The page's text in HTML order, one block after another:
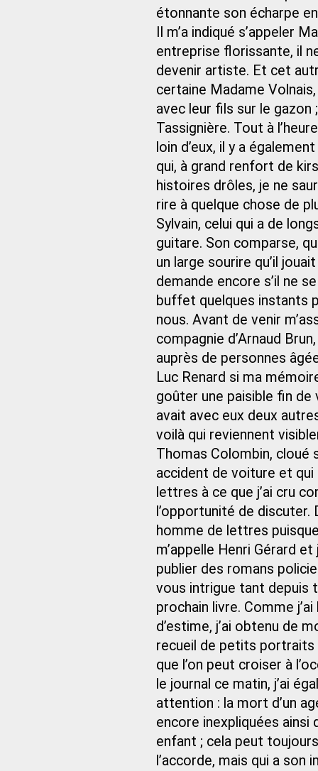
étonnante son écharpe
Il m’a indiqué s’appeler
entreprise florissante, il
devenir artiste. Et cet
certaine Madame
avec leur fils sur le gazon
Tassignière. Tout à
loin d’eux, il y a
qui, à grand renfort de
histoires drôles, je ne
rire à quelque chose de
Sylvain, celui qui a de
guitare. Son comparse,
un large sourire qu’il
demande encore s’il ne
buffet quelques instants
nous. Avant de venir
compagnie d’Arnaud
auprès de personnes
Luc Renard si ma
goûter une paisible fin de
avait avec eux deux
voilà qui reviennent
Thomas Colombin, cloué
accident de voiture et
lettres à ce que j’ai cru
l’opportunité de discuter.
homme de lettres
m’appelle Henri Gérard
publier des romans
vous intrigue tant depuis
prochain livre. Comme
d’estime, j’ai obtenu de
recueil de petits portraits
que l’on peut croiser à
le journal ce matin, j’ai
attention : la mort d’un
encore inexpliquées ainsi
enfant ; cela peut
l’accorde, mais qui a son